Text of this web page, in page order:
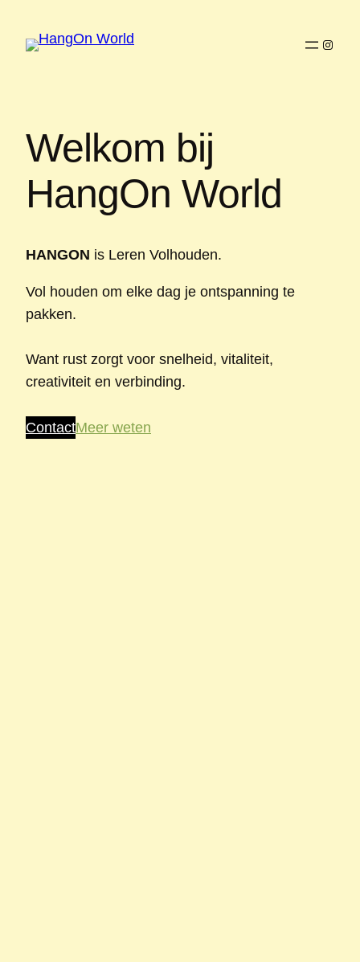
naar
Welkom bij
HangOn World
HANGON is Leren Volhouden.
Vol houden om elke dag je ontspanning te
pakken.
Want rust zorgt voor snelheid, vitaliteit,
creativiteit en verbinding.
ContactMeer weten